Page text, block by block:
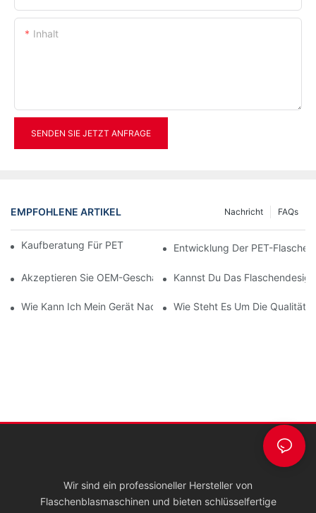
Inhalt
SENDEN SIE JETZT ANFRAGE
EMPFOHLENE ARTIKEL FAQs
Nachricht
Kaufberatung Für PET-Flaschenblasmaschinen
Entwicklung Der PET-
Akzeptieren Sie OEM-Geschäfte?Kannst Du Das
Wie Kann Ich Mein Gerät Nach Der Lieferung Installieren?
Wie Steht Es Um Die Qualität
Wir sind ein professioneller Hersteller von
Flaschenblasmaschinen und bieten schlüsselfertige